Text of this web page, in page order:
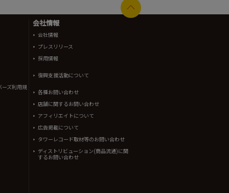
ーズ利用規
会社情報
会社情報
プレスリリース
採用情報
復興支援活動について
各種お問い合わせ
店舗に関するお問い合わせ
アフィリエイトについて
広告掲載について
タワーレコード取材等のお問い合わせ
ディストリビューション(商品流通)に関
するお問い合わせ